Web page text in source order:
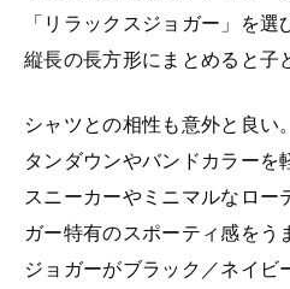
「リラックスジョガー」を
縦長の長方形にまとめると子
シャツとの相性も意外と良い
タンダウンやバンドカラーを
スニーカーやミニマルなロー
ガー特有のスポーティ感をう
ジョガーがブラック／ネイビ